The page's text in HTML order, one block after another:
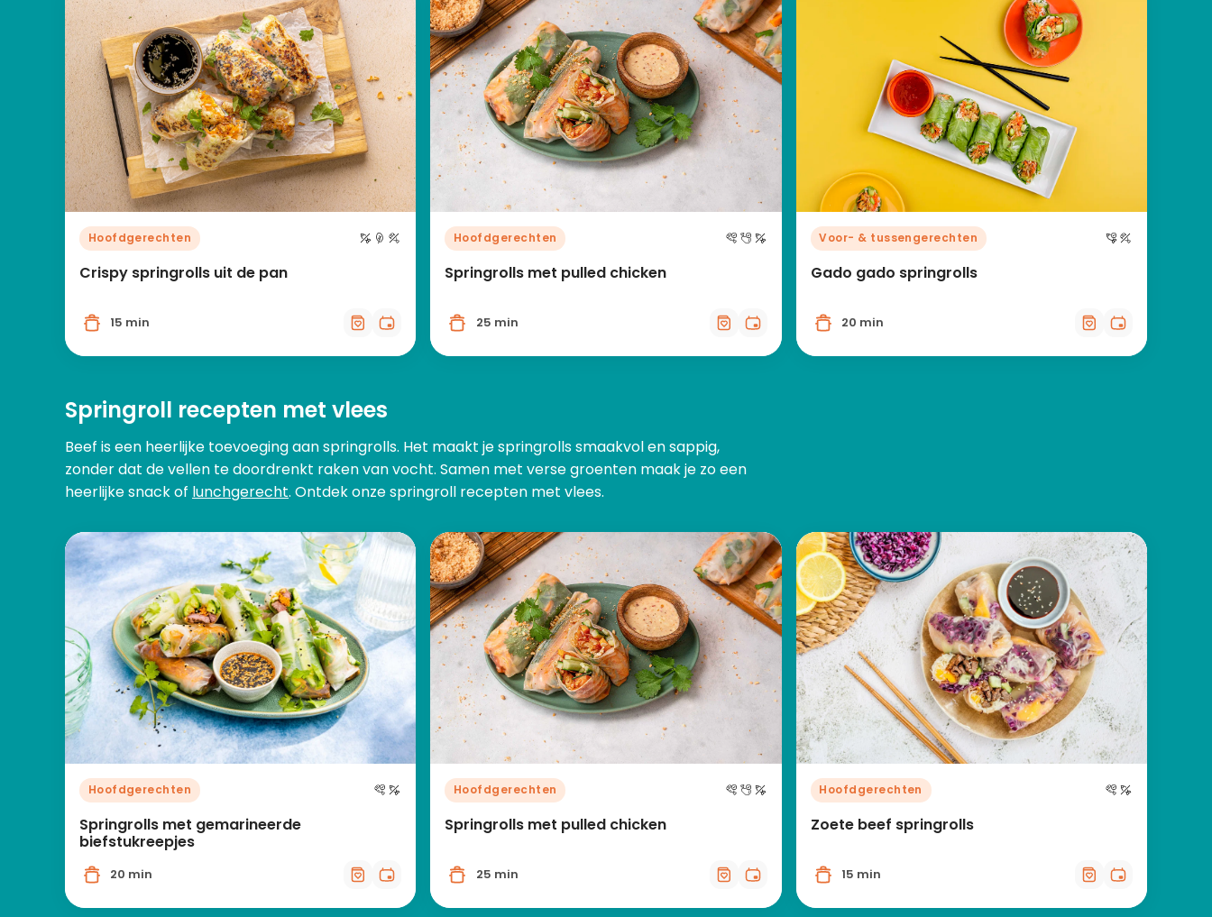
Hoofdgerechten
Crispy springrolls uit de pan
15 min
Hoofdgerechten
Springrolls met pulled chicken
25 min
Voor- & tussengerechten
Gado gado springrolls
20 min
Springroll recepten met vlees
Beef is een heerlijke toevoeging aan springrolls. Het maakt je springrolls smaakvol en sappig,
zonder dat de vellen te doordrenkt raken van vocht. Samen met verse groenten maak je zo een
heerlijke snack of lunchgerecht. Ontdek onze springroll recepten met vlees.
Hoofdgerechten
Springrolls met gemarineerde
biefstukreepjes
20 min
Hoofdgerechten
Springrolls met pulled chicken
25 min
Hoofdgerechten
Zoete beef springrolls
15 min